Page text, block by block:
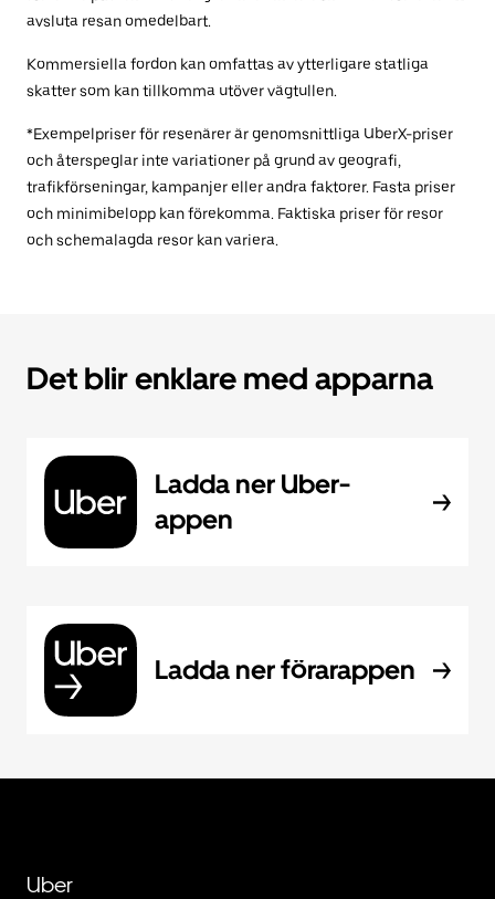
avsluta resan omedelbart.
Kommersiella fordon kan omfattas av ytterligare statliga
skatter som kan tillkomma utöver vägtullen.
*Exempelpriser för resenärer är genomsnittliga UberX-priser
och återspeglar inte variationer på grund av geografi,
trafikförseningar, kampanjer eller andra faktorer. Fasta priser
och minimibelopp kan förekomma. Faktiska priser för resor
och schemalagda resor kan variera.
Det blir enklare med apparna
Ladda ner Uber-
appen
Ladda ner förarappen
Uber